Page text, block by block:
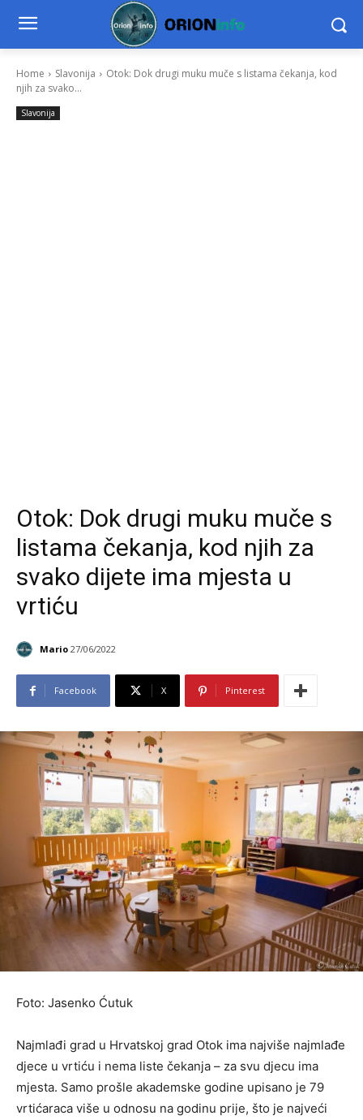
Home Slavonija
Otok: Dok drugi muku muče s listama čekanja, kod
njih za svako...
Slavonija
Otok: Dok drugi muku muče s
listama čekanja, kod njih za
svako dijete ima mjesta u
vrtiću
Mario 27/06/2022
Facebook X Pinterest
Foto: Jasenko Ćutuk
Najmlađi grad u Hrvatskoj grad Otok ima najviše najmlađe
djece u vrtiću i nema liste čekanja – za svu djecu ima
mjesta. Samo prošle akademske godine upisano je 79
vrtićaraca više u odnosu na godinu prije, što je najveći